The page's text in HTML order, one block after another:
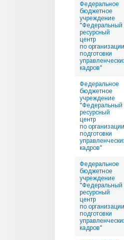
Федеральное
бюджетное
учреждение
"Федеральный
ресурсный
центр
по организации
подготовки
кадров"
Федеральное
бюджетное
учреждение
"Федеральный
ресурсный
центр
по организации
подготовки
кадров"
Федеральное
бюджетное
учреждение
"Федеральный
ресурсный
центр
по организации
подготовки
кадров"